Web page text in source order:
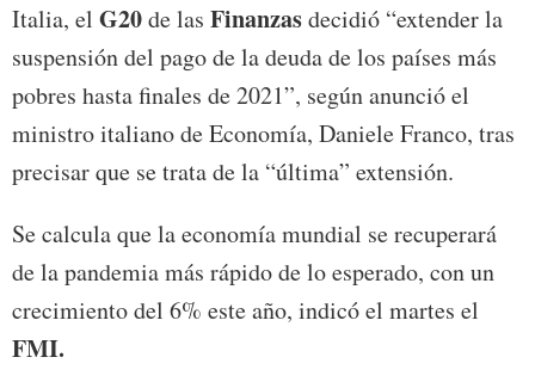
Italia, el G20de las Finanzasdecidió “extender la
suspensión del pago de la deuda de los países más
pobres hasta finales de 2021”, según anunció el
ministro italiano de Economía, Daniele Franco, tras
precisar que se trata de la “última” extensión.
Se calcula que la economía mundial se recuperará
de la pandemia más rápido de lo esperado, con un
crecimiento del 6% este año, indicó el martes el
FMI.